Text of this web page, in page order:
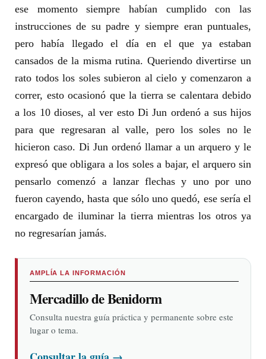
ese momento siempre habían cumplido con las
instrucciones de su padre y siempre eran puntuales,
pero había llegado el día en el que ya estaban
cansados de la misma rutina. Queriendo divertirse un
rato todos los soles subieron al cielo y comenzaron a
correr, esto ocasionó que la tierra se calentara debido
a los 10 dioses, al ver esto Di Jun ordenó a sus hijos
para que regresaran al valle, pero los soles no le
hicieron caso. Di Jun ordenó llamar a un arquero y le
expresó que obligara a los soles a bajar, el arquero sin
pensarlo comenzó a lanzar flechas y uno por uno
fueron cayendo, hasta que sólo uno quedó, ese sería el
encargado de iluminar la tierra mientras los otros ya
no regresarían jamás.
AMPLÍA LA INFORMACIÓN
Mercadillo de Benidorm
Consulta nuestra guía práctica y permanente sobre este
lugar o tema.